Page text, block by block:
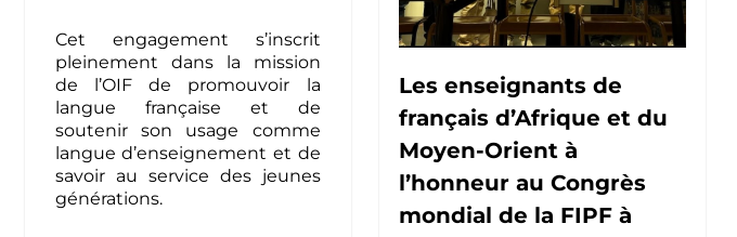
Cet engagement s’inscrit
pleinement dans la mission
de l’OIF de promouvoir la
langue française et de
soutenir son usage comme
langue d’enseignement et de
savoir au service des jeunes
générations.
Les enseignants de
français d’Afrique et du
Moyen-Orient à
l’honneur au Congrès
mondial de la FIPF à